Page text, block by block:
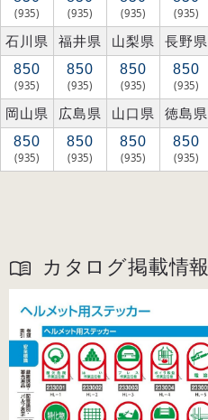
(935) (935) (935) (935)
石川県 福井県 山梨県 長野県
850
(935)
850
(935)
850
(935)
850
(935)
岡山県 広島県 山口県 徳島県
850
(935)
850
(935)
850
(935)
850
(935)
カタログ掲載情報